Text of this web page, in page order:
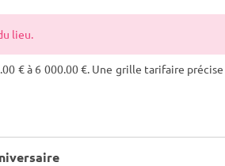
lieu.
€ à 6 000.00 €. Une grille tarifaire